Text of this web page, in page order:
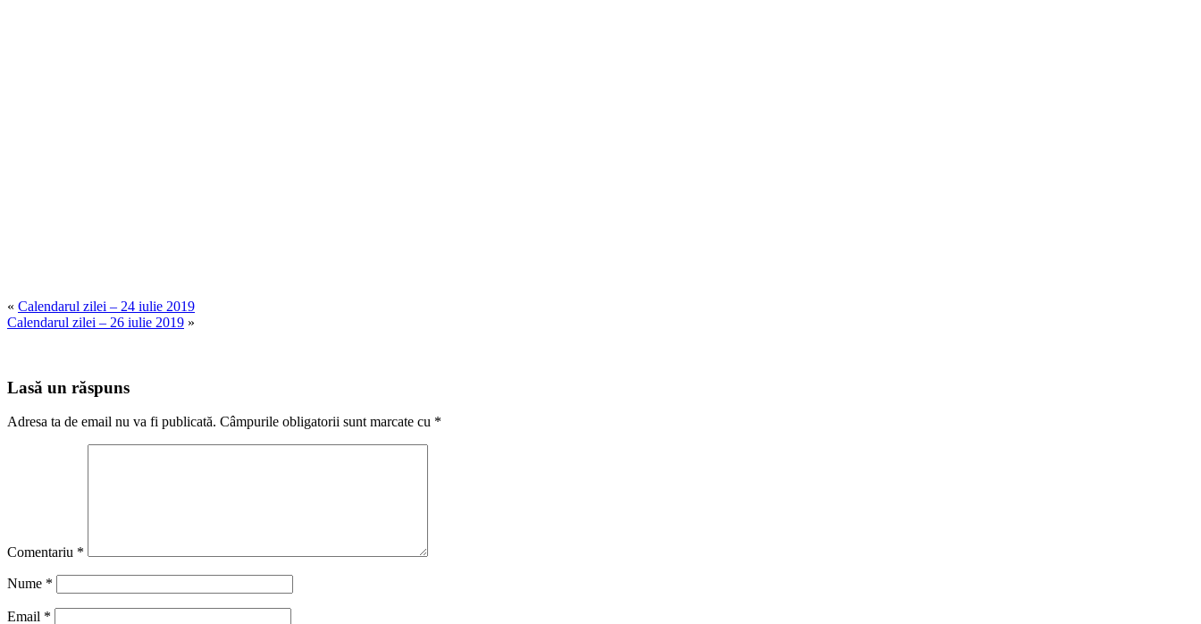
« Calendarul zilei – 24 iulie 2019
Calendarul zilei – 26 iulie 2019 »
Lasă un răspuns
Adresa ta de email nu va fi publicată. Câmpurile obligatorii sunt marcate cu *
Comentariu *
Nume *
Email *